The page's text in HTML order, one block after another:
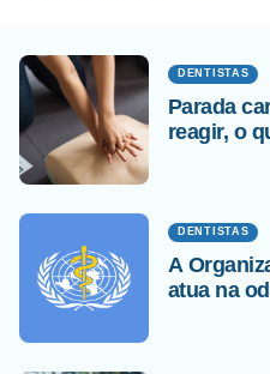
DENTISTAS
Parada
reagir, o
DENTISTAS
A
atua na